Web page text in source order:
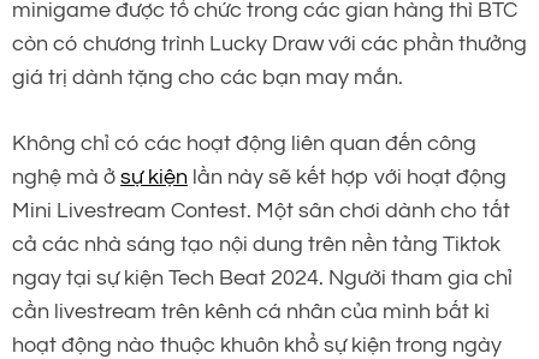
minigame được tổ chức trong các gian hàng thì BTC
còn có chương trình Lucky Draw với các phần thưởng
giá trị dành tặng cho các bạn may mắn.
Không chỉ có các hoạt động liên quan đến công
nghệ mà ở sự kiện lần này sẽ kết hợp với hoạt động
Mini Livestream Contest. Một sân chơi dành cho tất
cả các nhà sáng tạo nội dung trên nền tảng Tiktok
ngay tại sự kiện Tech Beat 2024. Người tham gia chỉ
cần livestream trên kênh cá nhân của mình bất kì
hoạt động nào thuộc khuôn khổ sự kiện trong ngày